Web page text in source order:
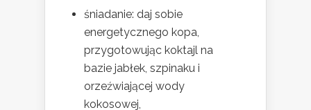
śniadanie: daj sobie
energetycznego kopa,
przygotowując koktajl na
bazie jabłek, szpinaku i
orzeźwiającej wody
kokosowej,